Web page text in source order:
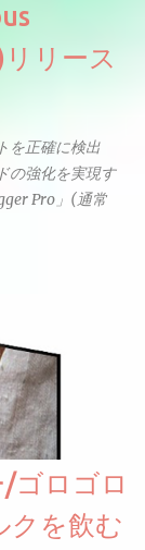
リース
を正確に検出
の強化を実現す
Pro」(通常
/ゴロゴロ
クを飲む